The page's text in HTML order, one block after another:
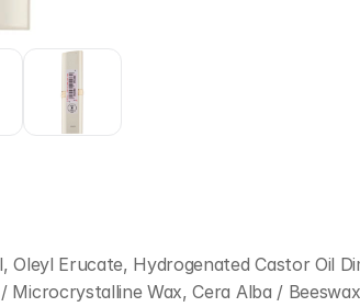
Oleyl Erucate, Hydrogenated Castor Oil
Microcrystalline Wax, Cera Alba /